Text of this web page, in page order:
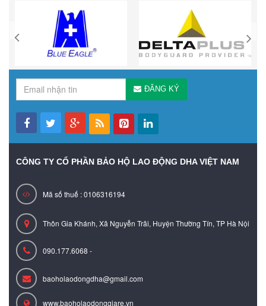
ĐĂNG KÝ
CÔNG TY CỔ PHẦN BẢO HỘ LAO ĐỘNG DHA VIỆT NAM
Mã số thuế : 0106316194
Thôn Gia Khánh, Xã Nguyễn Trãi, Huyện Thường Tín, TP Hà Nội
090.177.6068 -
baoholaodongdha@gmail.com
www.baoholaodonggiare.vn